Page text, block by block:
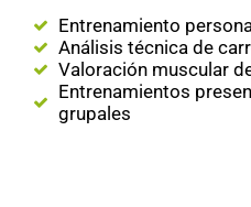
Entrenamiento
Análisis técnica de
Valoración muscular
Entrenamientos
grupales